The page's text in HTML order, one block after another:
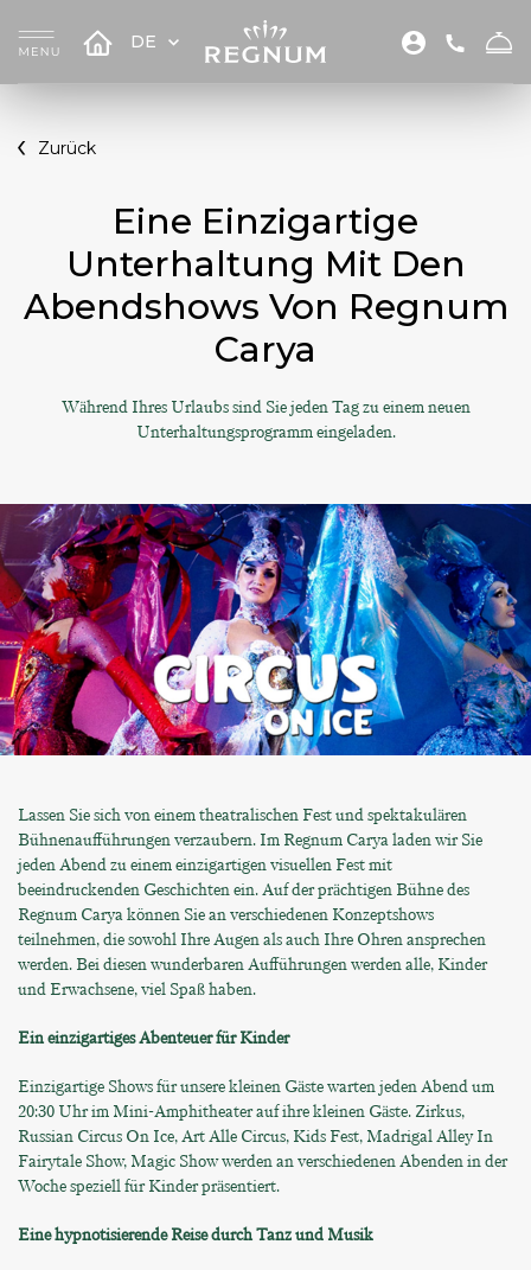
DE
Zurück
Eine Einzigartige
Unterhaltung Mit Den
Abendshows Von Regnum
Carya
Während Ihres Urlaubs sind Sie jeden Tag zu einem neuen
Unterhaltungsprogramm eingeladen.
Lassen Sie sich von einem theatralischen Fest und spektakulären
Bühnenaufführungen verzaubern. Im Regnum Carya laden wir Sie
jeden Abend zu einem einzigartigen visuellen Fest mit
beeindruckenden Geschichten ein. Auf der prächtigen Bühne des
Regnum Carya können Sie an verschiedenen Konzeptshows
teilnehmen, die sowohl Ihre Augen als auch Ihre Ohren ansprechen
werden. Bei diesen wunderbaren Aufführungen werden alle, Kinder
und Erwachsene, viel Spaß haben.
Ein einzigartiges Abenteuer für Kinder
Einzigartige Shows für unsere kleinen Gäste warten jeden Abend um
20:30 Uhr im Mini-Amphitheater auf ihre kleinen Gäste. Zirkus,
Russian Circus On Ice, Art Alle Circus, Kids Fest, Madrigal Alley In
Fairytale Show, Magic Show werden an verschiedenen Abenden in der
Woche speziell für Kinder präsentiert.
Eine hypnotisierende Reise durch Tanz und Musik